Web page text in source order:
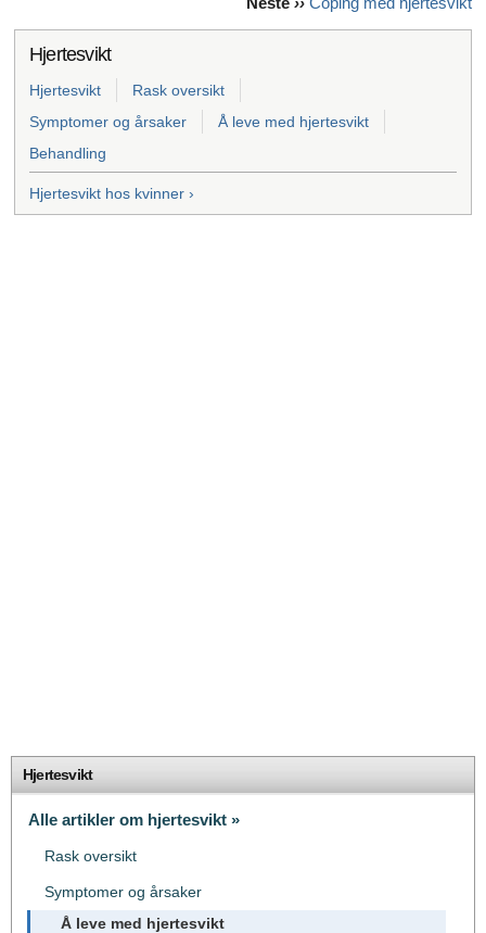
Hjertesvikt
Hjertesvikt
Rask oversikt
Symptomer og årsaker
Å leve med hjertesvikt
Behandling
Hjertesvikt hos kvinner ›
Hjertesvikt
Alle artikler om hjertesvikt »
Rask oversikt
Symptomer og årsaker
Å leve med hjertesvikt